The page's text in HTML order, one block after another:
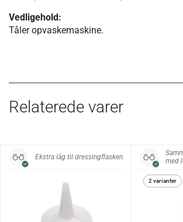
Vedligehold:
Tåler opvaskemaskine.
Relaterede varer
Ekstra låg til dressingflasken.
med
2 varianter